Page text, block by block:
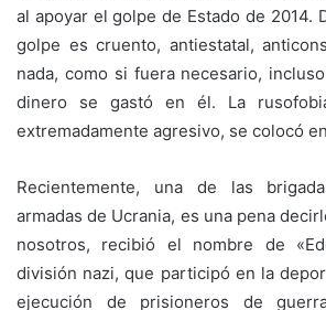
al apoyar el golpe de Estado de 2014.
golpe es cruento, antiestatal,
nada, como si fuera necesario,
dinero se gastó en él. La
extremadamente agresivo, se colocó
Recientemente, una de las
armadas de Ucrania, es una pena
nosotros, recibió el nombre de
división nazi, que participó en la
ejecución de prisioneros de